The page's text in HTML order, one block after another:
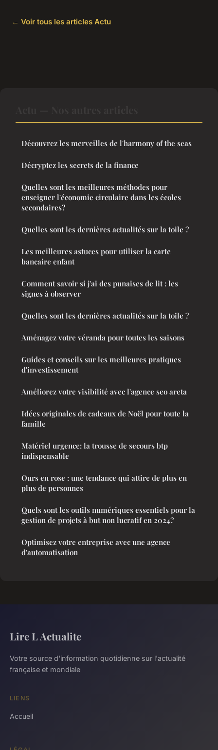
← Voir tous les articles Actu
Découvrez les merveilles de l'harmony of the seas
Décryptez les secrets de la finance
Quelles sont les meilleures méthodes pour
enseigner l'économie circulaire dans les écoles
secondaires?
Quelles sont les dernières actualités sur la toile ?
Les meilleures astuces pour utiliser la carte
bancaire enfant
Comment savoir si j'ai des punaises de lit : les
signes à observer
Quelles sont les dernières actualités sur la toile ?
Aménagez votre véranda pour toutes les saisons
Guides et conseils sur les meilleures pratiques
d'investissement
Améliorez votre visibilité avec l'agence seo areta
Idées originales de cadeaux de Noël pour toute la
famille
Matériel urgence: la trousse de secours btp
indispensable
Ours en rose : une tendance qui attire de plus en
plus de personnes
Quels sont les outils numériques essentiels pour la
gestion de projets à but non lucratif en 2024?
Optimisez votre entreprise avec une agence
d'automatisation
Lire L Actualite
Votre source d'information quotidienne sur l'actualité
française et mondiale
LIENS
Accueil